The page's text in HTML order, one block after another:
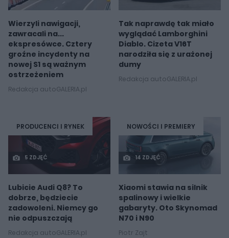
Wierzyli nawigacji,
zawracali na...
ekspresówce. Cztery
groźne incydenty na
nowej S1 są ważnym
ostrzeżeniem
Redakcja autoGALERIA.pl
Tak naprawdę tak miało
wyglądać Lamborghini
Diablo. Cizeta V16T
narodziła się z urażonej
dumy
Redakcja autoGALERIA.pl
PRODUCENCI I RYNEK
5 ZDJĘĆ
Lubicie Audi Q8? To
dobrze, będziecie
zadowoleni. Niemcy go
nie odpuszczają
Redakcja autoGALERIA.pl
NOWOŚCI I PREMIERY
14 ZDJĘĆ
Xiaomi stawia na silnik
spalinowy i wielkie
gabaryty. Oto Skynomad
N70 i N90
Piotr Zajt